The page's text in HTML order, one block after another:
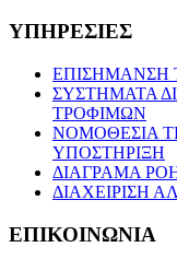
ΥΠΗΡΕΣΙΕΣ
ΕΠΙΣΗΜΑΝΣΗ
ΣΥΣΤΗΜΑΤΑ
ΤΡΟΦΙΜΩΝ
ΝΟΜΟΘΕΣΙΑ
ΥΠΟΣΤΗΡΙΞΗ
ΔΙΑΓΡΑΜΑ
ΔΙΑΧΕΙΡΙΣΗ
ΕΠΙΚΟΙΝΩΝΙΑ